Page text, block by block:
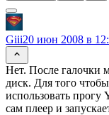
Giii20 июн 2008 в
Нет. После галочки
диск. Для того
использовать прогу
сам плеер и